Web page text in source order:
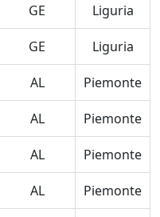
GE Liguria
GE Liguria
AL Piemonte
AL Piemonte
AL Piemonte
AL Piemonte